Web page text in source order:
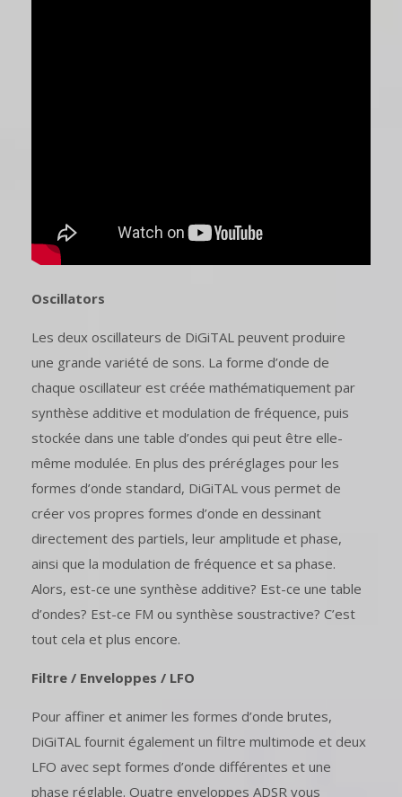
Oscillators
Les deux oscillateurs de DiGiTAL peuvent produire
une grande variété de sons. La forme d’onde de
chaque oscillateur est créée mathématiquement par
synthèse additive et modulation de fréquence, puis
stockée dans une table d’ondes qui peut être elle-
même modulée. En plus des préréglages pour les
formes d’onde standard, DiGiTAL vous permet de
créer vos propres formes d’onde en dessinant
directement des partiels, leur amplitude et phase,
ainsi que la modulation de fréquence et sa phase.
Alors, est-ce une synthèse additive? Est-ce une table
d’ondes? Est-ce FM ou synthèse soustractive? C’est
tout cela et plus encore.
Filtre / Enveloppes / LFO
Pour affiner et animer les formes d’onde brutes,
DiGiTAL fournit également un filtre multimode et deux
LFO avec sept formes d’onde différentes et une
phase réglable. Quatre enveloppes ADSR vous